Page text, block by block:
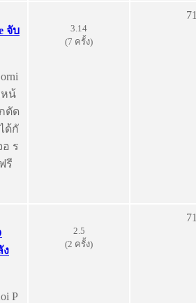
จับ
หน้
ตัด
ด้กั
ร
รี
3.14
(7 ครั้ง)
ง
P
2.5
(2 ครั้ง)